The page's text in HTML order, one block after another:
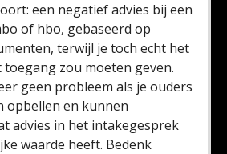
een negatief advies bij een
of hbo, gebaseerd op
terwijl je toch echt het
zou moeten geven.
geen probleem als je ouders
opbellen en kunnen
advies in het intakegesprek
waarde heeft. Bedenk